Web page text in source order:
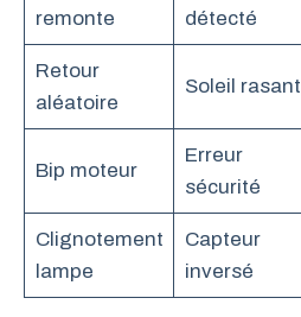
remonte
détecté
Retour
aléatoire
Soleil rasant
Bip moteur
Erreur
sécurité
Clignotement
lampe
Capteur
inversé